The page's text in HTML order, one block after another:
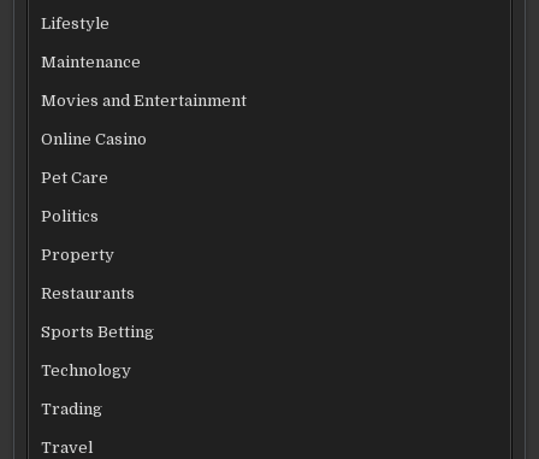
Lifestyle
Maintenance
Movies and Entertainment
Online Casino
Pet Care
Politics
Property
Restaurants
Sports Betting
Technology
Trading
Travel